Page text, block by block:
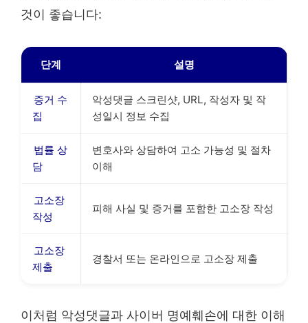
것이 좋습니다:
단계 설명
증거 수
집
악성댓글 스크린샷, URL, 작성자 및 작
성일시 정보 수집
법률 상
담
변호사와 상담하여 고소 가능성 및 절차
이해
고소장
작성
피해 사실 및 증거를 포함한 고소장 작성
고소장
제출
경찰서 또는 온라인으로 고소장 제출
이처럼 악성댓글과 사이버 명예훼손에 대한 이해